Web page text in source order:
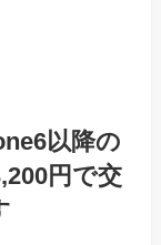
以降の
円で交